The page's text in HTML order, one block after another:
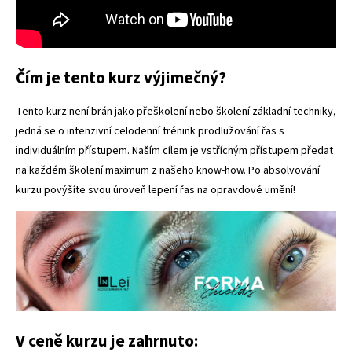
Čím je tento kurz výjimečný?
Tento kurz není brán jako přeškolení nebo školení základní techniky,
jedná se o intenzivní celodenní trénink prodlužování řas s
individuálním přístupem. Naším cílem je vstřícným přístupem předat
na každém školení maximum z našeho know-how. Po absolvování
kurzu povýšíte svou úroveň lepení řas na opravdové umění!
V ceně kurzu je zahrnuto: